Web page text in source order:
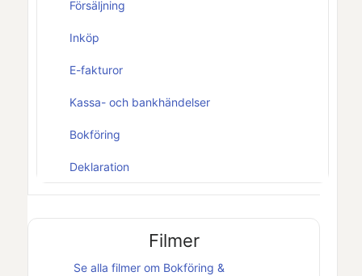
Försäljning
Inköp
E-fakturor
Kassa- och bankhändelser
Bokföring
Deklaration
Filmer
Se alla filmer om Bokföring &